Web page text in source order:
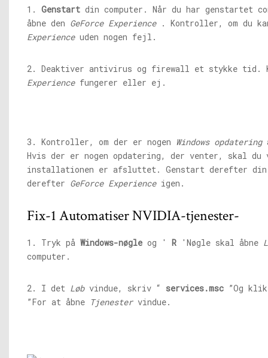
1. Genstart din computer. Når du har genstartet
åbne den GeForce Experience. Kontroller, om du
Experienceuden nogen fejl.
2. Deaktiver antivirus og firewall et stykke tid.
Experiencefungerer eller ej.
3. Kontroller, om der er nogen Windows opdatering
Hvis der er nogen opdatering, der venter, skal du
installationen er afsluttet. Genstart derefter din
derefter GeForce Experienceigen.
Fix-1 Automatiser NVIDIA-tjenester-
1. Tryk på Windows-nøgle og ' R 'Nøgle skal åbne
computer.
2. I det Løbvindue, skriv “ services.msc ”Og
”For at åbne Tjenestervindue.